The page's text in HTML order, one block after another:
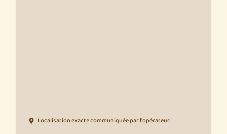
Localisation exacte communiquée par l'opérateur.